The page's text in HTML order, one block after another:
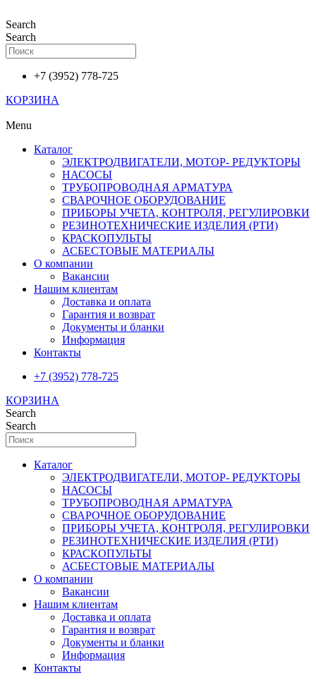
к
содержимому
Search
Search
+7 (3952) 778-725
КОРЗИНА
Menu
Каталог
ЭЛЕКТРОДВИГАТЕЛИ, МОТОР- РЕДУКТОРЫ
НАСОСЫ
ТРУБОПРОВОДНАЯ АРМАТУРА
СВАРОЧНОЕ ОБОРУДОВАНИЕ
ПРИБОРЫ УЧЕТА, КОНТРОЛЯ, РЕГУЛИРОВКИ
РЕЗИНОТЕХНИЧЕСКИЕ ИЗДЕЛИЯ (РТИ)
КРАСКОПУЛЬТЫ
АСБЕСТОВЫЕ МАТЕРИАЛЫ
О компании
Вакансии
Нашим клиентам
Доставка и оплата
Гарантия и возврат
Документы и бланки
Информация
Контакты
+7 (3952) 778-725
КОРЗИНА
Search
Search
Каталог
ЭЛЕКТРОДВИГАТЕЛИ, МОТОР- РЕДУКТОРЫ
НАСОСЫ
ТРУБОПРОВОДНАЯ АРМАТУРА
СВАРОЧНОЕ ОБОРУДОВАНИЕ
ПРИБОРЫ УЧЕТА, КОНТРОЛЯ, РЕГУЛИРОВКИ
РЕЗИНОТЕХНИЧЕСКИЕ ИЗДЕЛИЯ (РТИ)
КРАСКОПУЛЬТЫ
АСБЕСТОВЫЕ МАТЕРИАЛЫ
О компании
Вакансии
Нашим клиентам
Доставка и оплата
Гарантия и возврат
Документы и бланки
Информация
Контакты